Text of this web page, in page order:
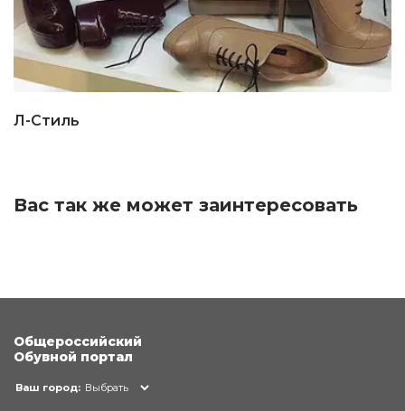
Л-Стиль
Вас так же может заинтересовать
Общероссийский
Обувной портал
Ваш город: Выбрать